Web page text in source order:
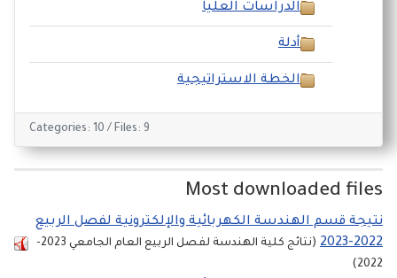
الدراسات العليا
أدلة
الخطة الاستراتيجية
Categories: 10 / Files: 9
Most downloaded files
نتيجة قسم الهندسة الكهربائية والإلكترونية لفصل الربيع
2022-2023
(نتائج كلية الهندسة لفصل الربيع العام الجامعي 2023-
2022)